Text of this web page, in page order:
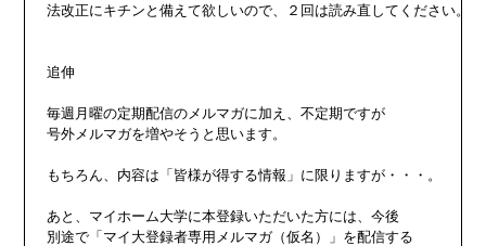
法改正にキチンと備えて欲しいので、２回は読み直してください。
追伸
毎週月曜の定期配信のメルマガに加え、不定期ですが
号外メルマガを増やそうと思います。
もちろん、内容は「皆様が得する情報」に限りますが・・・。
あと、マイホーム大学に本登録いただいた方には、今後
別途で「マイ大登録者専用メルマガ（仮名）」を配信する